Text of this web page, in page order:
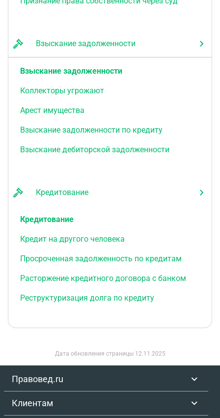
Взыскание задолженности
Взыскание задолженности
Коллекторы угрожают
Арест имущества
Взыскание задолженности по кредиту
Взыскание дебиторской задолженности
Кредитование
Кредитование
Кредит на другого человека
Просроченная задолженность по кредитам
Расторжение кредитного договора с банком
Реструктуризация долга по кредиту
Дата обновления страницы 12.11.2025
Правовед.ru
Клиентам